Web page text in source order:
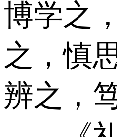
博学之
之，慎
辨之，